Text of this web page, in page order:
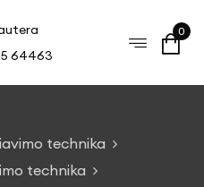
64463
0
technika
technika